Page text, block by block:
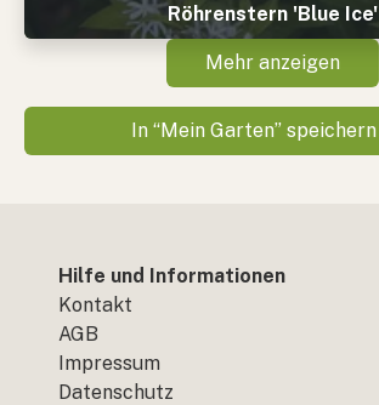
Röhrenstern 'Blue Ice'
Mehr anzeigen
In “Mein Garten” speichern
Hilfe und Informationen
Kontakt
AGB
Impressum
Datenschutz